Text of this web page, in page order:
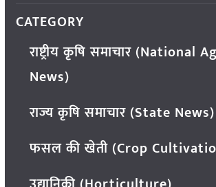
CATEGORY
राष्ट्रीय कृषि समाचार (National
News)
राज्य कृषि समाचार (State News)
फसल की खेती (Crop